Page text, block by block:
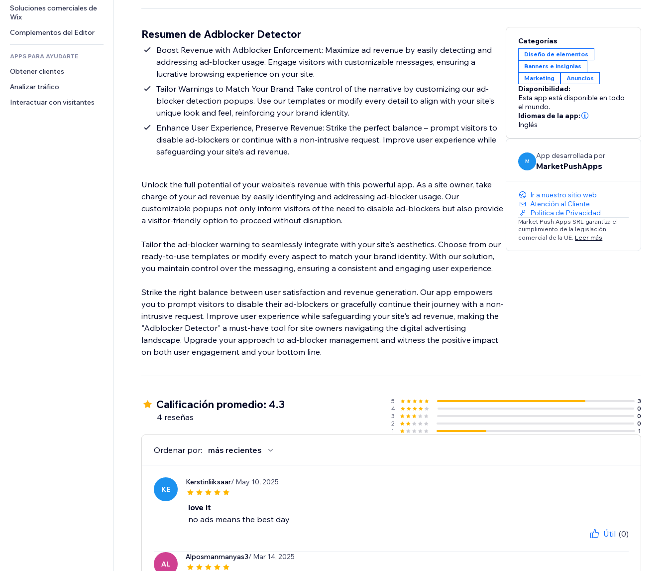
Crowdfunding
Alimentos y bebidas
Noticias
Servicios de contenido
Efectos de texto
Banners e insignias
Calculadoras
Buscar
Teléfono
Comunidad
Reseñas y testimonios
Soluciones comerciales de
Wix
Complementos del Editor
APPS PARA AYUDARTE
Obtener clientes
Analizar tráfico
Interactuar con visitantes
Resumen de Adblocker Detector
Boost Revenue with Adblocker Enforcement: Maximize ad revenue by easily detecting and
addressing ad-blocker usage. Engage visitors with customizable messages, ensuring a
lucrative browsing experience on your site.
Tailor Warnings to Match Your Brand: Take control of the narrative by customizing our ad-
blocker detection popups. Use our templates or modify every detail to align with your site's
unique look and feel, reinforcing your brand identity.
Enhance User Experience, Preserve Revenue: Strike the perfect balance – prompt visitors to
disable ad-blockers or continue with a non-intrusive request. Improve user experience while
safeguarding your site's ad revenue.
Unlock the full potential of your website's revenue with this powerful app. As a site owner, take
charge of your ad revenue by easily identifying and addressing ad-blocker usage. Our
customizable popups not only inform visitors of the need to disable ad-blockers but also provide
a visitor-friendly option to proceed without disruption.
Tailor the ad-blocker warning to seamlessly integrate with your site's aesthetics. Choose from our
ready-to-use templates or modify every aspect to match your brand identity. With our solution,
you maintain control over the messaging, ensuring a consistent and engaging user experience.
Strike the right balance between user satisfaction and revenue generation. Our app empowers
you to prompt visitors to disable their ad-blockers or gracefully continue their journey with a non-
intrusive request. Improve user experience while safeguarding your site's ad revenue, making the
"Adblocker Detector" a must-have tool for site owners navigating the digital advertising
landscape. Upgrade your approach to ad-blocker management and witness the positive impact
on both user engagement and your bottom line.
Categorías
Diseño de elementos
Banners e insignias
Marketing
Anuncios
Disponibilidad:
Esta app está disponible en todo
el mundo.
Idiomas de la app:
Inglés
M
App desarrollada por
MarketPushApps
Ir a nuestro sitio web
Atención al Cliente
Política de Privacidad
Market Push Apps SRL garantiza el
cumplimiento de la legislación
comercial de la UE. Leer más
Calificación promedio: 4.3
4 reseñas
5
3
4
0
3
0
2
0
1
1
Ordenar por: más recientes
KE
Kerstinliiksaar/ May 10, 2025
love it
no ads means the best day
Útil (0)
AL
Alposmanmanyas3/ Mar 14, 2025